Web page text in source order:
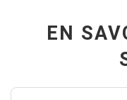
EN